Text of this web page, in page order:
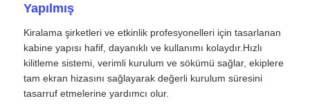
Bize Ulaşın
Haberler
Yapılmış
Kiralama şirketleri ve etkinlik profesyonelleri için tasarlanan
kabine yapısı hafif, dayanıklı ve kullanımı kolaydır.Hızlı
kilitleme sistemi, verimli kurulum ve sökümü sağlar, ekiplere
tam ekran hizasını sağlayarak değerli kurulum süresini
tasarruf etmelerine yardımcı olur.